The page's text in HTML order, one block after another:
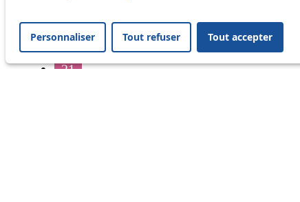
18
21
Personnaliser Tout refuser Tout accepter